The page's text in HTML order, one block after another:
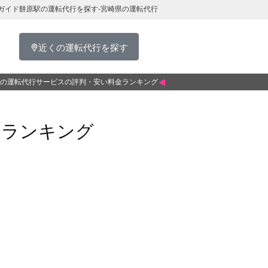
ド餅原駅の運転代行を探す-宮崎県の運転代行
近くの運転代行を探す
運転代行サービスの評判・安い料金ランキング
ンキング